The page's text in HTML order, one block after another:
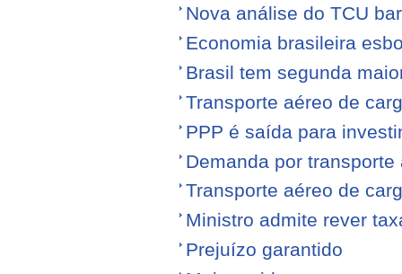
Nova análise do TCU
Economia brasileira
Brasil tem segunda
Transporte aéreo de
PPP é saída para
Demanda por
Transporte aéreo de
Ministro admite rever
Prejuízo garantido